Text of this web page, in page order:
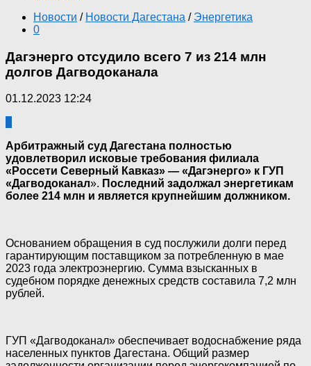
Новости / Новости Дагестана / Энергетика
0
Дагэнерго отсудило всего 7 из 214 млн
долгов Дагводоканала
01.12.2023 12:24
Арбитражный суд Дагестана полностью
удовлетворил исковые требования филиала
«Россети Северный Кавказ» — «Дагэнерго» к ГУП
«Дагводоканал». Последний задолжал энергетикам
более 214 млн и является крупнейшим должником.
Основанием обращения в суд послужили долги перед
гарантирующим поставщиком за потребленную в мае
2023 года электроэнергию. Сумма взысканных в
судебном порядке денежных средств составила 7,2 млн
рублей.
ГУП «Дагводоканал» обеспечивает водоснабжение ряда
населенных пунктов Дагестана. Общий размер